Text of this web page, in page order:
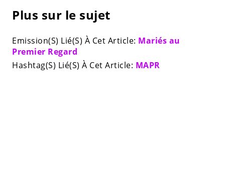
Plus sur le sujet
Emission(S) Lié(S) À Cet Article: Mariés au
Premier Regard
Hashtag(S) Lié(S) À Cet Article: MAPR